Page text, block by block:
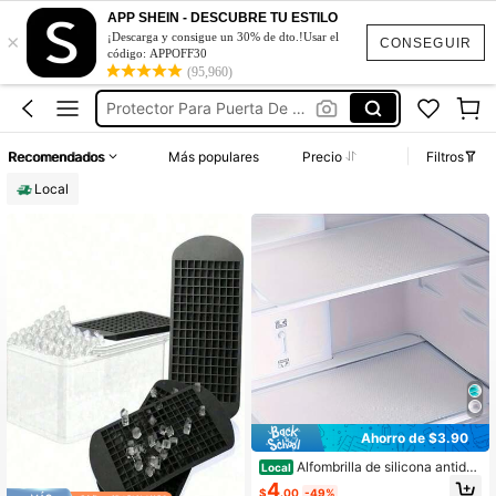
CONSEGUIR
×
APP SHEIN - DESCUBRE TU ESTILO
¡Descarga y consigue un 30% de dto.!Usar el
código: APPOFF30
(95,960)
Organizador De Nevera
Moldes Para Hielo
Organizador De Refrigerador
Recomendados Más populares Precio
Filtros
Local
Ahorro de $3.90
Local Alfombrilla de silicona antides
lizante para refrigerador (superficie
$4.00 -49%